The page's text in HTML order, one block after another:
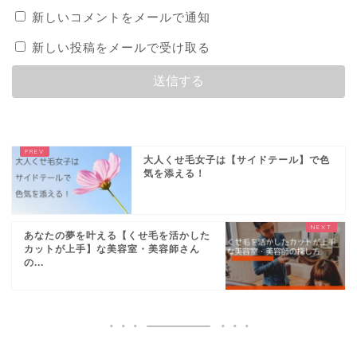
新しいコメントをメールで通知
新しい投稿をメールで受け取る
大人くせ毛女子は【サイドテール】で色
気を添える！
あなたの夢を叶える【くせ毛を活かした
カットが上手】な美容室・美容師さん
の...